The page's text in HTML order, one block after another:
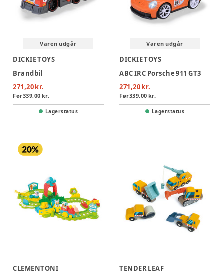
Varen udgår
DICKIE TOYS
Brandbil
271,20 kr.
Før339,00 kr.
Lagerstatus
Varen udgår
DICKIE TOYS
ABC IRC Porsche 911 GT3
271,20 kr.
Før339,00 kr.
Lagerstatus
CLEMENTONI
TENDER LEAF